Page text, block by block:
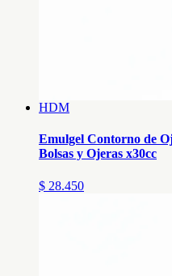
HDM
Emulgel Contorno de
Bolsas y Ojeras x30cc
$ 28.450